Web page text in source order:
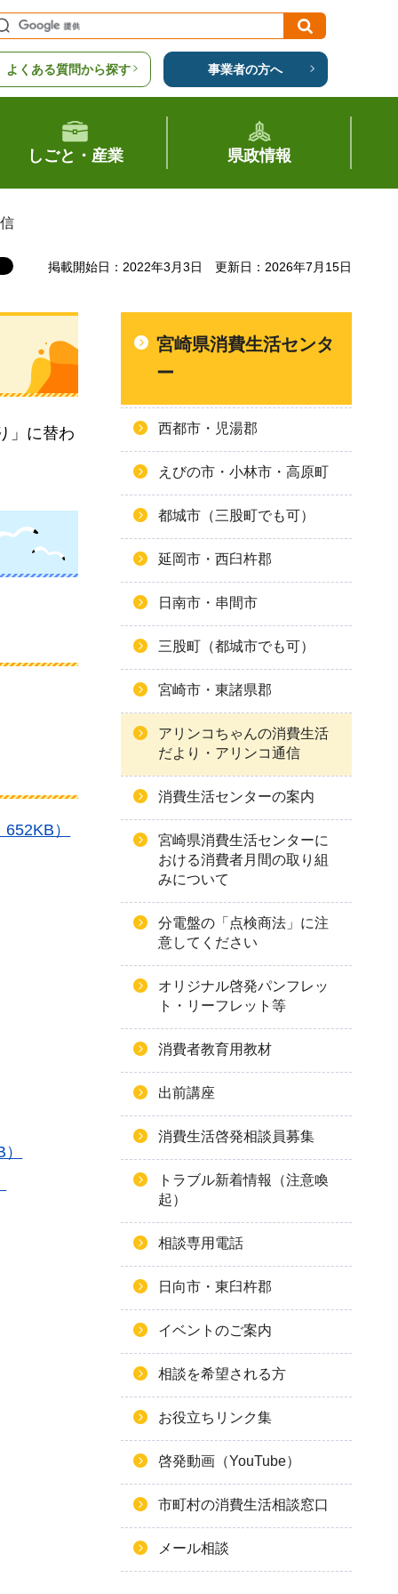
よくある質問から探す 事業者の方へ
しごと・産業 県政情報
掲載開始日：2022年3月3日 更新日：2026年7月15日
」に替わ
）
宮崎県消費生活センタ
ー
西都市・児湯郡
えびの市・小林市・高原町
都城市（三股町でも可）
延岡市・西臼杵郡
日南市・串間市
三股町（都城市でも可）
宮崎市・東諸県郡
アリンコちゃんの消費生活
だより・アリンコ通信
消費生活センターの案内
宮崎県消費生活センターに
おける消費者月間の取り組
みについて
分電盤の「点検商法」に注
意してください
オリジナル啓発パンフレッ
ト・リーフレット等
消費者教育用教材
出前講座
消費生活啓発相談員募集
トラブル新着情報（注意喚
起）
相談専用電話
日向市・東臼杵郡
イベントのご案内
相談を希望される方
お役立ちリンク集
啓発動画（YouTube）
市町村の消費生活相談窓口
メール相談